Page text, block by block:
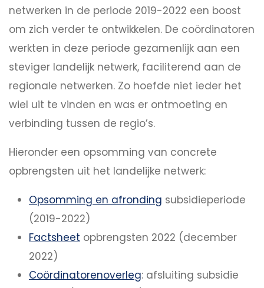
netwerken in de periode 2019-2022 een boost
om zich verder te ontwikkelen. De coördinatoren
werkten in deze periode gezamenlijk aan een
steviger landelijk netwerk, faciliterend aan de
regionale netwerken. Zo hoefde niet ieder het
wiel uit te vinden en was er ontmoeting en
verbinding tussen de regio’s.
Hieronder een opsomming van concrete
opbrengsten uit het landelijke netwerk:
Opsomming en afronding subsidieperiode
(2019-2022)
Factsheet opbrengsten 2022 (december
2022)
Coördinatorenoverleg: afsluiting subsidie